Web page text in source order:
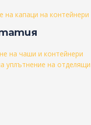
на капаци на контейнери
на чаши и контейнери
уплътнение на отделящи